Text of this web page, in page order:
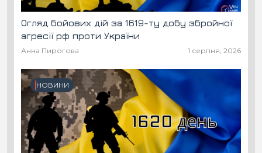
Огляд бойових дій за 1619-ту добу збройної
агресії рф проти України
Анна Пирогова 1 серпня, 2026
НОВИНИ